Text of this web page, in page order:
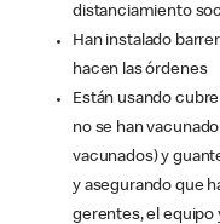
distanciamiento
Han instalado
hacen las órdenes
Están usando
no se han
vacunados) y
y asegurando que
gerentes, el equipo